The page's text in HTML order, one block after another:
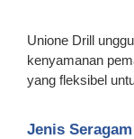
Unione Drill
kenyamanan
yang fleksibel
Jenis